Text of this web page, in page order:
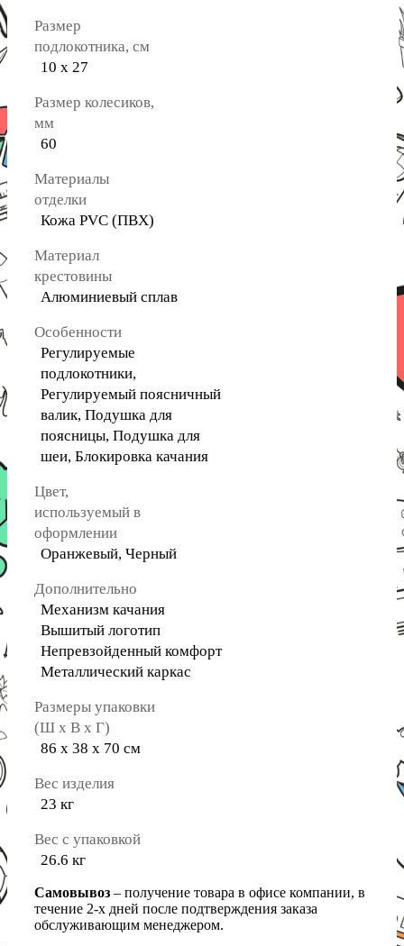
Размер
подлокотника, см
10 х 27
Размер колесиков,
мм
60
Материалы
отделки
Кожа PVC (ПВХ)
Материал
крестовины
Алюминиевый сплав
Особенности
Регулируемые
подлокотники,
Регулируемый поясничный
валик, Подушка для
поясницы, Подушка для
шеи, Блокировка качания
Цвет,
используемый в
оформлении
Оранжевый, Черный
Дополнительно
Механизм качания
Вышитый логотип
Непревзойденный комфорт
Металлический каркас
Размеры упаковки
(Ш х В х Г)
86 х 38 х 70 см
Вес изделия
23 кг
Вес с упаковкой
26.6 кг
Самовывоз – получение товара в офисе компании, в
течение 2-х дней после подтверждения заказа
обслуживающим менеджером.